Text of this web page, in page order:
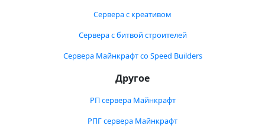
Сервера с креативом
Сервера с битвой строителей
Сервера Майнкрафт со Speed Builders
Другое
РП сервера Майнкрафт
РПГ сервера Майнкрафт